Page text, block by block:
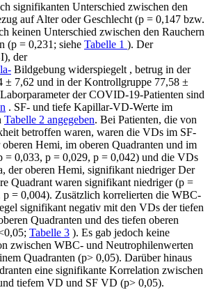
signifikanten Unterschied zwischen den
auf Alter oder Geschlecht (p = 0,147 bzw.
keinen Unterschied zwischen den Rauchern
(p = 0,231; siehe Tabelle 1 ). Der
der
Bildgebung widerspiegelt , betrug in der
± 7,62 und in der Kontrollgruppe 77,58 ±
der COVID-19-Patienten sind
. SF- und tiefe Kapillar-VD-Werte im
Tabelle 2 angegeben. Bei Patienten, die von
betroffen waren, waren die VDs im SF-
Hemi, im oberen Quadranten und im
= 0,033, p = 0,029, p = 0,042) und die VDs
der oberen Hemi, signifikant niedriger Der
Quadrant waren signifikant niedriger (p =
= 0,004). Zusätzlich korrelierten die WBC-
signifikant negativ mit den VDs der tiefen
Quadranten und des tiefen oberen
Tabelle 3 ). Es gab jedoch keine
zwischen WBC- und Neutrophilenwerten
Quadranten (p> 0,05). Darüber hinaus
eine signifikante Korrelation zwischen
tiefem VD und SF VD (p> 0,05).